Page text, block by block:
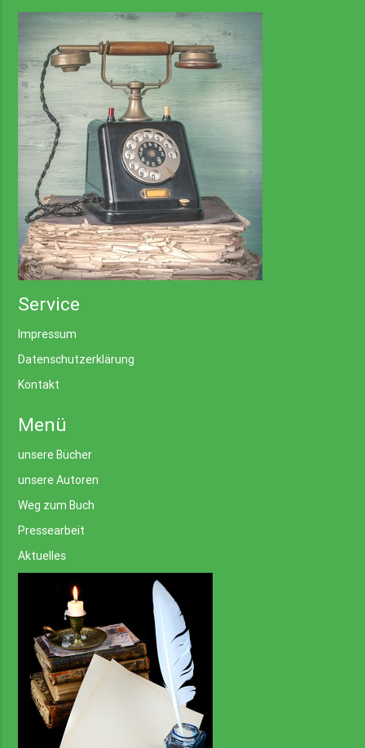
Service
Impressum
Datenschutzerklärung
Kontakt
Menü
unsere Bücher
unsere Autoren
Weg zum Buch
Pressearbeit
Aktuelles